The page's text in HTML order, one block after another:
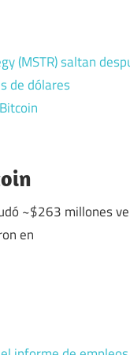
~$263 millones
en